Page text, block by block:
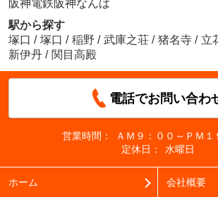
阪神電鉄阪神なんば
駅から探す
塚口 / 塚口 / 稲野 / 武庫之荘 / 猪名寺 / 立
新伊丹 / 関目高殿
電話でお問い合わ
営業時間：
ＡＭ９：００～ＰＭ１
定休日：
水曜日
ホーム 会社概要